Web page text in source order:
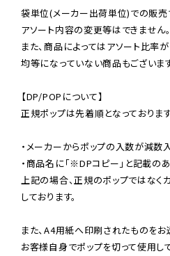
袋単位(メーカー出荷単位)での販売
アソート内容の変更等はできません。
また、商品によってはアソート比率が
均等になっていない商品もございます
【DP/POPについて】
正規ポップは先着順となっております
・メーカーからポップの入数が減数
・商品名に「※DPコピー」と記載の
上記の場合、正規のポップではなく
しております。
また、A4用紙へ印刷されたものをお
お客様自身でポップを切って使用し